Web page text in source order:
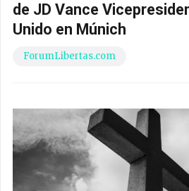
de JD Vance
Unido en Múnich
ForumLibertas.com